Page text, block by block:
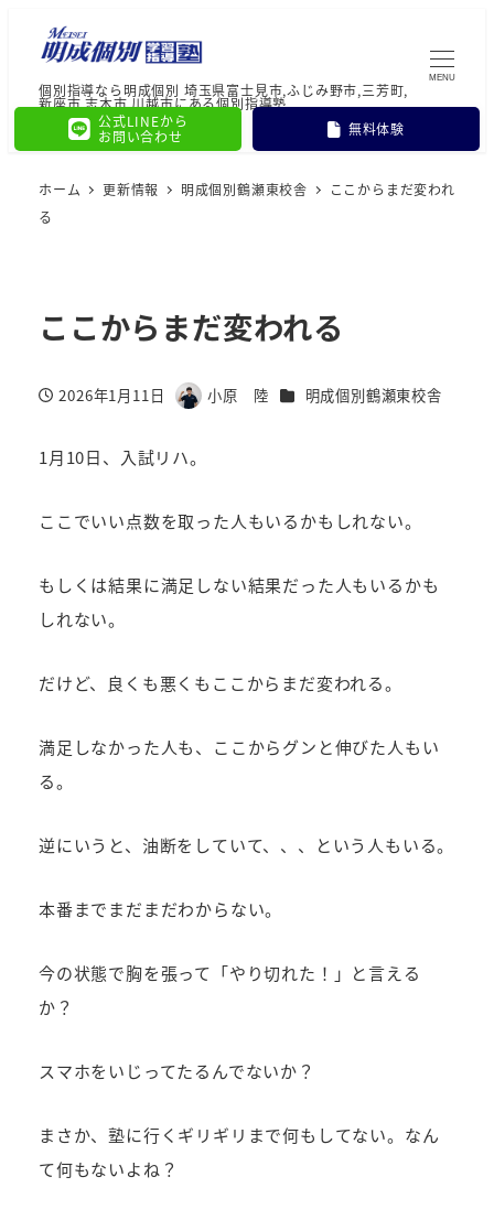
個別指導なら明成個別 埼玉県富士見市,ふじみ野市,三芳町,
新座市,志木市,川越市にある個別指導塾
公式LINEから
お問い合わせ
無料体験
MENU
ホーム 更新情報 明成個別鶴瀬東校舎
ここからまだ変われ
る
ここからまだ変われる
投稿日
2026年1月11日
著
小原 陸 カテゴリー
明成個別鶴瀬東校舎
1月10日、入試リハ。
ここでいい点数を取った人もいるかもしれない。
もしくは結果に満足しない結果だった人もいるかも
しれない。
だけど、良くも悪くもここからまだ変われる。
満足しなかった人も、ここからグンと伸びた人もい
る。
逆にいうと、油断をしていて、、、という人もいる。
本番までまだまだわからない。
今の状態で胸を張って「やり切れた！」と言える
か？
スマホをいじってたるんでないか？
まさか、塾に行くギリギリまで何もしてない。なん
て何もないよね？